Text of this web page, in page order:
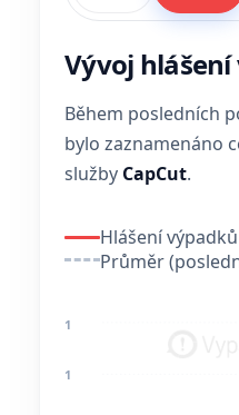
Vývoj hlášení
Během posledních
bylo zaznamenáno
služby CapCut.
Hlášení výpadků
Průměr
1
1